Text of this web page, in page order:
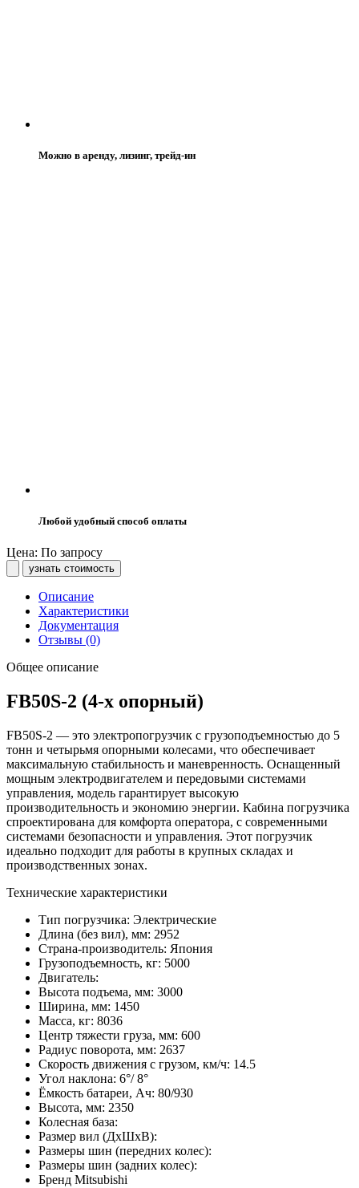
Можно в аренду, лизинг, трейд-ин
Любой удобный способ оплаты
Цена: По запросу
узнать стоимость
Описание
Характеристики
Документация
Отзывы (0)
Общее описание
FB50S-2 (4-х опорный)
FB50S-2 — это электропогрузчик с грузоподъемностью до 5
тонн и четырьмя опорными колесами, что обеспечивает
максимальную стабильность и маневренность. Оснащенный
мощным электродвигателем и передовыми системами
управления, модель гарантирует высокую
производительность и экономию энергии. Кабина погрузчика
спроектирована для комфорта оператора, с современными
системами безопасности и управления. Этот погрузчик
идеально подходит для работы в крупных складах и
производственных зонах.
Технические характеристики
Тип погрузчика: Электрические
Длина (без вил), мм: 2952
Страна-производитель: Япония
Грузоподъемность, кг: 5000
Двигатель:
Высота подъема, мм: 3000
Ширина, мм: 1450
Масса, кг: 8036
Центр тяжести груза, мм: 600
Радиус поворота, мм: 2637
Скорость движения с грузом, км/ч: 14.5
Угол наклона: 6°/ 8°
Ёмкость батареи, Ач: 80/930
Высота, мм: 2350
Колесная база:
Размер вил (ДхШхВ):
Размеры шин (передних колес):
Размеры шин (задних колес):
Бренд Mitsubishi